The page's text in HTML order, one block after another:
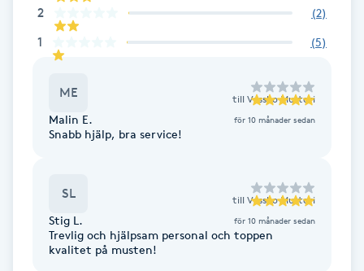
IPL hårborttagning
Japansk massage
Katun fransar
2 (2)
1 (5)
ME till Vassbo Musteri
Malin E. för 10 månader sedan
Snabb hjälp, bra service!
SL till Vassbo Musteri
Stig L. för 10 månader sedan
Trevlig och hjälpsam personal och toppen
kvalitet på musten!